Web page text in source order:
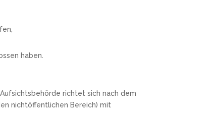
haben.
richtet sich nach dem
nichtöffentlichen Bereich) mit